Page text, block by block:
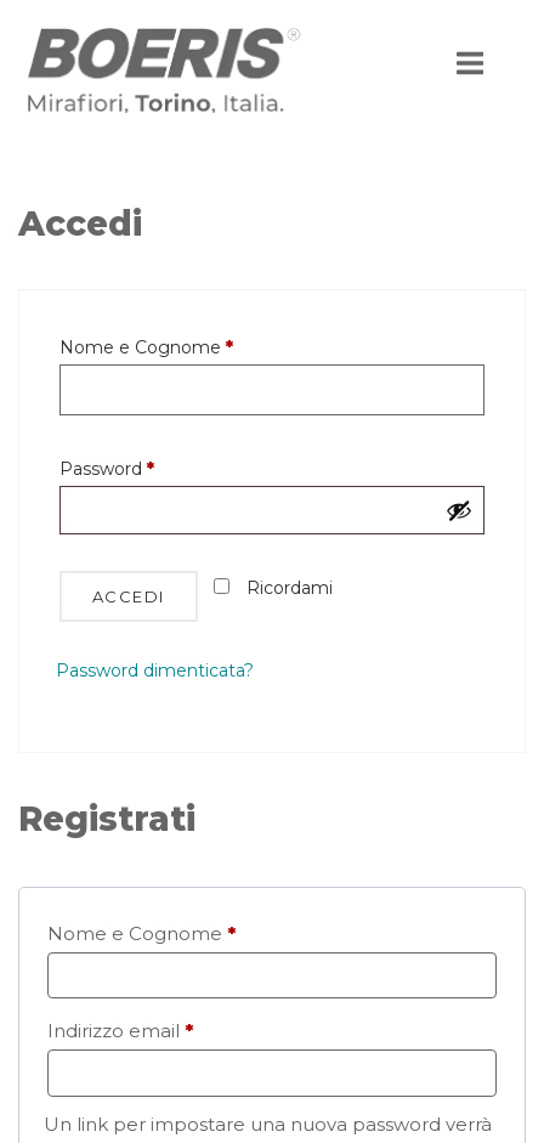
contenuto
Accedi
Nome e Cognome *Richiesto
Password *Richiesto
Ricordami
ACCEDI
Password dimenticata?
Registrati
Nome e Cognome *Richiesto
Indirizzo email *Richiesto
Un link per impostare una nuova password verrà